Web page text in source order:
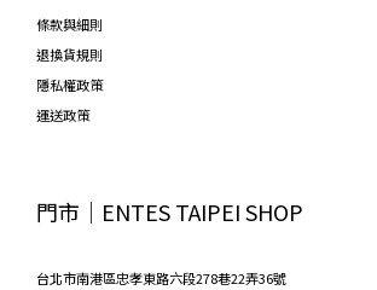
條款與細則
退換貨規則
隱私權政策
運送政策
門市│ENTES TAIPEI SHOP
台北市南港區忠孝東路六段278巷22弄36號